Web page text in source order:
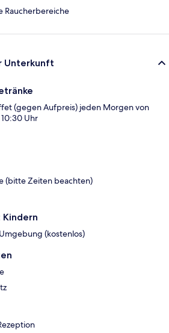
Raucherbereiche
Unterkunft
(gegen Aufpreis) jeden Morgen von
Uhr
(bitte Zeiten beachten)
(kostenlos)